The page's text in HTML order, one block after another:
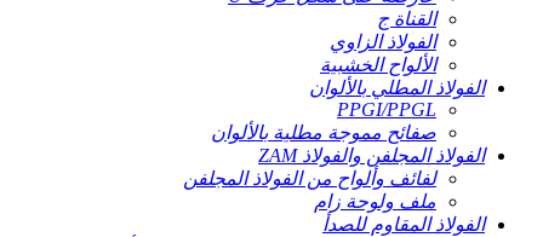
القناة ج
الفولاذ الزاوي
الألواح الخشبية
الفولاذ المطلي بالألوان
PPGI/PPGL
صفائح مموجة مطلية بالألوان
الفولاذ المجلفن والفولاذ ZAM
لفائف وألواح من الفولاذ المجلفن
ملف ولوحة زام
الفولاذ المقاوم للصدأ